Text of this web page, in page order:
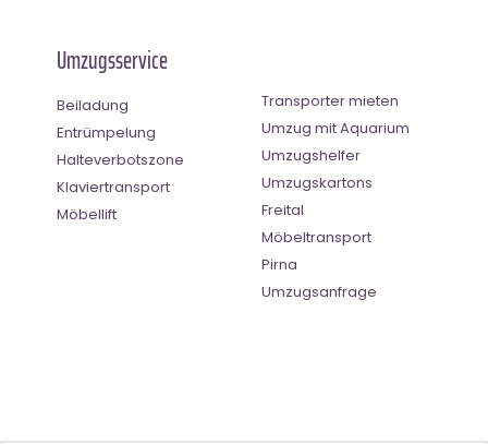
Umzugsservice
Beiladung
Entrümpelung
Halteverbotszone
Klaviertransport
Möbellift
Transporter mieten
Umzug mit Aquarium
Umzugshelfer
Umzugskartons
Freital
Möbeltransport
Pirna
Umzugsanfrage